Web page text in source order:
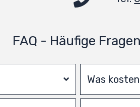
FAQ - Häufige
Was